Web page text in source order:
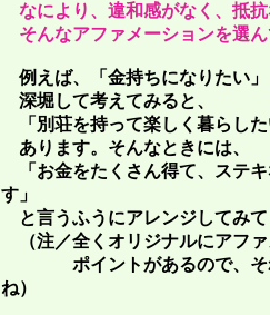
なにより、違和感がなく、抵
そんなアファメーションを選
例えば、「金持ちになりたい
深堀して考えてみると、
「別荘を持って楽しく暮らし
あります。そんなときには、
「お金をたくさん得て、ステ
す」
と言うふうにアレンジしてみ
（注／全くオリジナルにアフ
ポイントがあるので、それ
ね）